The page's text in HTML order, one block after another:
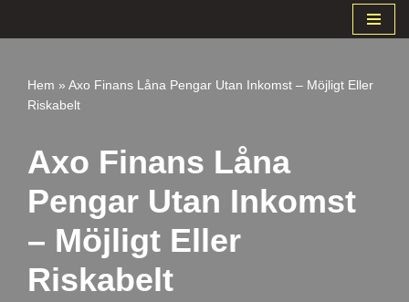
innehåll
Hem » Axo Finans Låna Pengar Utan Inkomst – Möjligt Eller
Riskabelt
Axo Finans Låna
Pengar Utan Inkomst
– Möjligt Eller
Riskabelt